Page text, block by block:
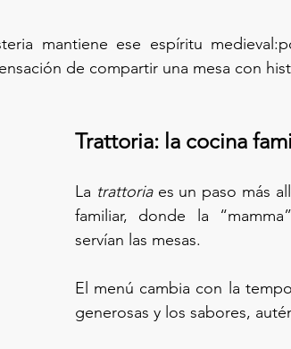
mantiene ese espíritu
de compartir una mesa con
Trattoria: la cocina
La trattoria es un paso más
familiar, donde la
servían las mesas.
El menú cambia con la
generosas y los sabores,